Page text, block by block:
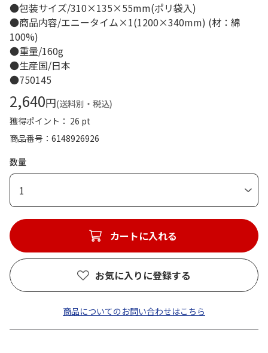
●包装サイズ/310×135×55mm(ポリ袋入)
●商品内容/エニータイム×1(1200×340mm) (材：綿
100%)
●重量/160g
●生産国/日本
●750145
2,640円(送料別・税込)
獲得ポイント： 26 pt
商品番号
6148926926
数量
1
カートに入れる
お気に入りに登録する
商品についてのお問い合わせはこちら